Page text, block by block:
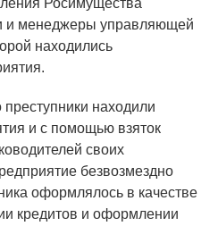
и менеджеры управляющей
находились
находили
и с помощью взяток
своих
безвозмездно
оформлялось в качестве
кредитов и оформлении